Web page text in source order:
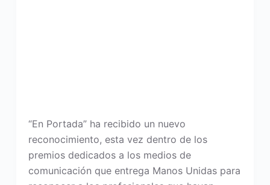
“En Portada” ha recibido un nuevo
reconocimiento, esta vez dentro de los
premios dedicados a los medios de
comunicación que entrega Manos Unidas para